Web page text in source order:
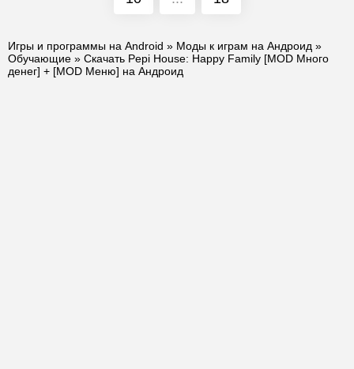
Игры и программы на Android » Моды к играм на Андроид »
Обучающие » Скачать Pepi House: Happy Family [MOD Много
денег] + [MOD Меню] на Андроид